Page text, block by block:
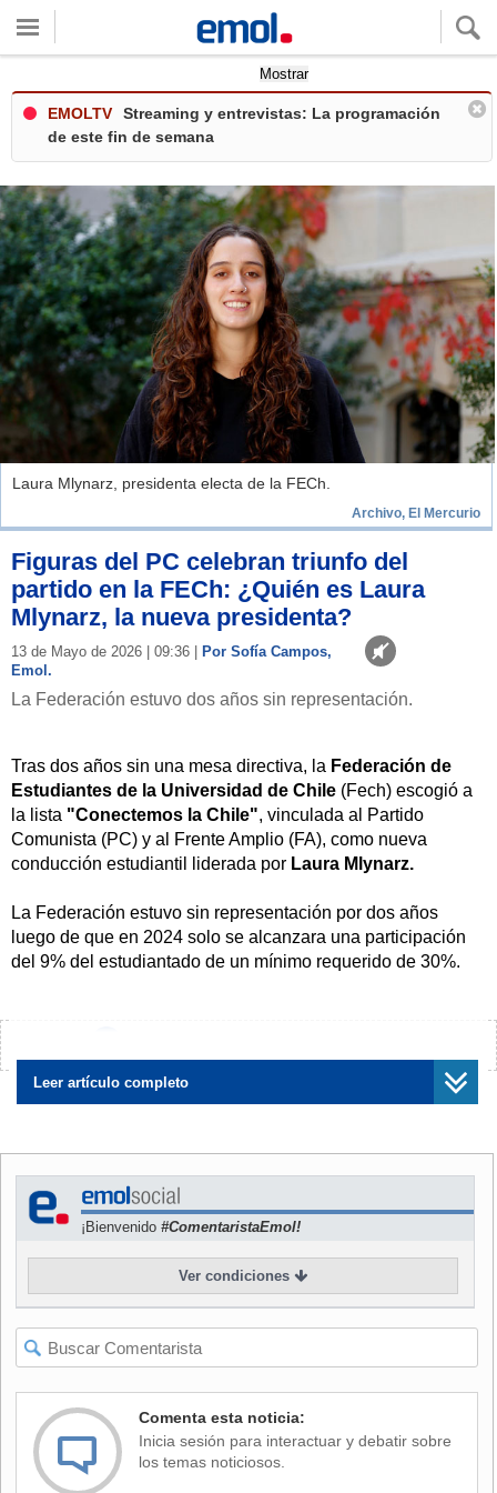
Mostrar
EMOLTV
Streaming y entrevistas: La programación
de este fin de semana
Laura Mlynarz, presidenta electa de la FECh.
Archivo, El Mercurio
Figuras del PC celebran triunfo del
partido en la FECh: ¿Quién es Laura
Mlynarz, la nueva presidenta?
13 de Mayo de 2026 | 09:36 |
Por Sofía Campos,
Emol.
La Federación estuvo dos años sin representación.
Tras dos años sin una mesa directiva, la Federación de
Estudiantes de la Universidad de Chile (Fech) escogió a
la lista "Conectemos la Chile", vinculada al Partido
Comunista (PC) y al Frente Amplio (FA), como nueva
conducción estudiantil liderada por Laura Mlynarz.
La Federación estuvo sin representación por dos años
luego de que en 2024 solo se alcanzara una participación
del 9% del estudiantado de un mínimo requerido de 30%.
FECh realiza elección de
mesa directiva por primera
vez en dos años: ¿Quiénes
Tres hombres y una mujer: U.
de nueva rectoría con
Sin embargo, en los comicios realizados este lunes y
martes se logró una participación total de18.463
estudiantes, un 49,1% del padrón total
datos del Tribunal Calificador de Elecciones (Tricel) de la
FECh.
Leer artículo completo
¡Bienvenido #ComentaristaEmol!
Ver condiciones
Comenta esta noticia:
Inicia sesión para interactuar y debatir sobre
los temas noticiosos.